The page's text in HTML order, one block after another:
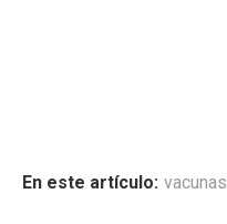
En este artículo: vacunas